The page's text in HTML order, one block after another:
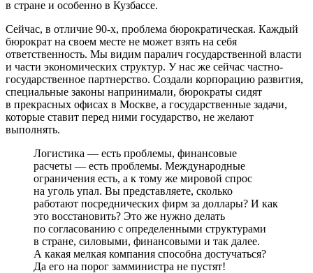
в стране и особенно в Кузбассе.
Сейчас, в отличие 90-х, проблема бюрократическая. Каждый
бюрократ на своем месте не может взять на себя
ответственность. Мы видим паралич государственной власти
и части экономических структур. У нас же сейчас частно-
государственное партнерство. Создали корпорацию развития,
специальные законы напринимали, бюрократы сидят
в прекрасных офисах в Москве, а государственные задачи,
которые ставит перед ними государство, не желают
выполнять.
Логистика — есть проблемы, финансовые
расчеты — есть проблемы. Международные
ограничения есть, а к тому же мировой спрос
на уголь упал. Вы представляете, сколько
работают посреднических фирм за доллары? И как
это восстановить? Это же нужно делать
по согласованию с определенными структурами
в стране, силовыми, финансовыми и так далее.
А какая мелкая компания способна достучаться?
Да его на порог замминистра не пустят!